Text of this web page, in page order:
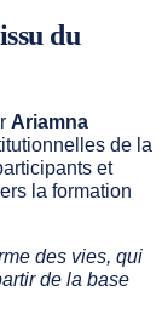
du
Ariamna
de la
et
la formation
des vies, qui
de la base